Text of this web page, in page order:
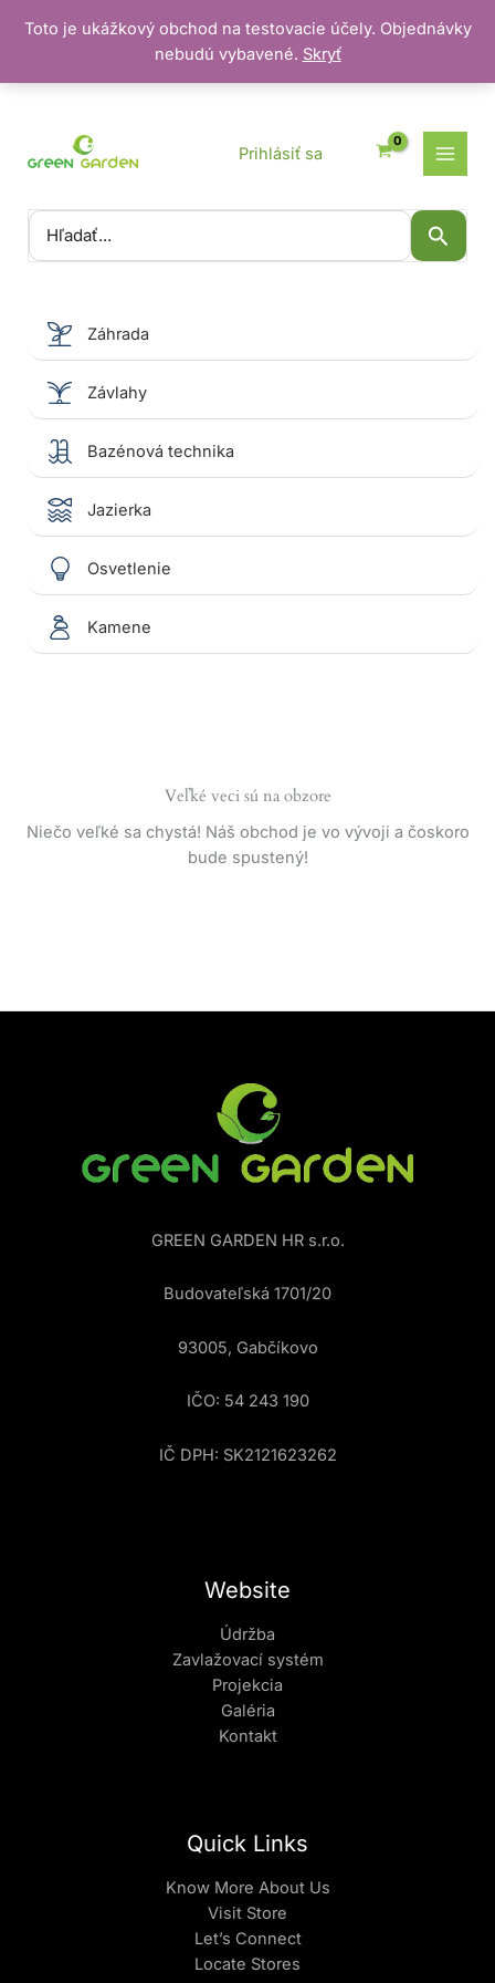
Toto je ukážkový obchod na testovacie účely. Objednávky
nebudú vybavené. Skryť
Vyhľadať:
Prihlásiť sa
Záhrada
Závlahy
Bazénová technika
Jazierka
Osvetlenie
Kamene
Veľké veci sú na obzore
Niečo veľké sa chystá! Náš obchod je vo vývoji a čoskoro
bude spustený!
GREEN GARDEN HR s.r.o.
Budovateľská 1701/20
93005, Gabčíkovo
IČO: 54 243 190
IČ DPH: SK2121623262
Website
Údržba
Zavlažovací systém
Projekcia
Galéria
Kontakt
Quick Links
Know More About Us
Visit Store
Let’s Connect
Locate Stores